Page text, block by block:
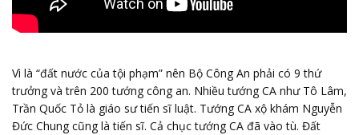
Vì là “đất nước của tội phạm” nên Bộ Công An phải có 9 thứ
trưởng và trên 200 tướng công an. Nhiều tướng CA như Tô Lâm,
Trần Quốc Tỏ là giáo sư tiến sĩ luật. Tướng CA xộ khám Nguyễn
Đức Chung cũng là tiến sĩ. Cả chục tướng CA đã vào tù. Đất